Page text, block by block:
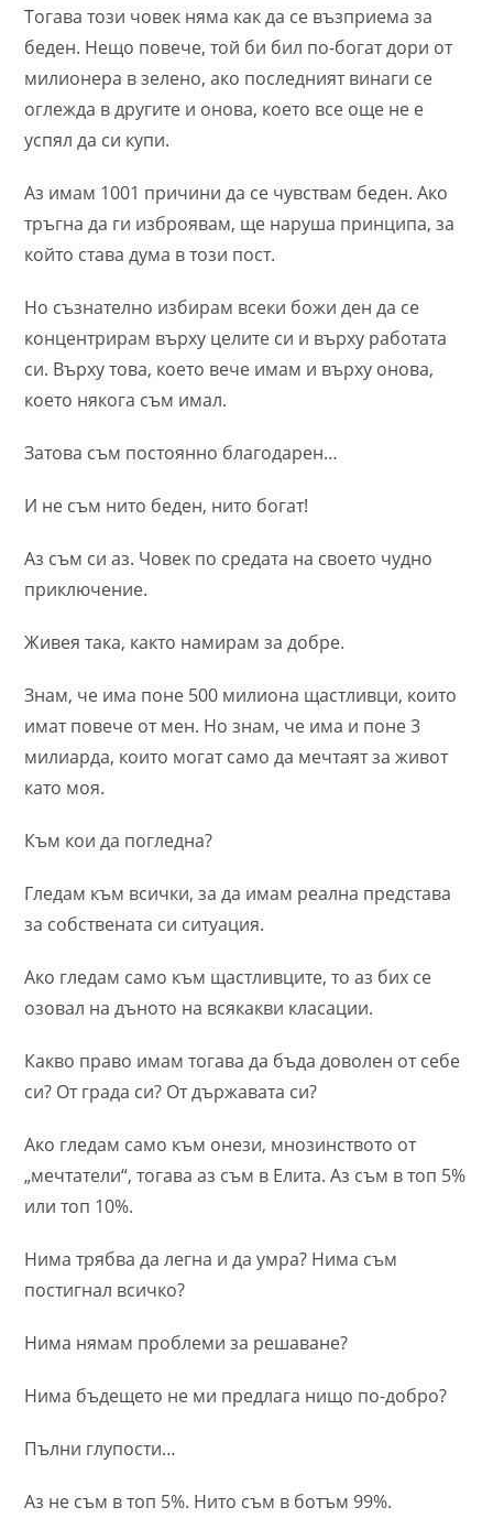
Тогава този човек няма как да се възприема за
беден. Нещо повече, той би бил по-богат дори от
милионера в зелено, ако последният винаги се
оглежда в другите и онова, което все още не е
успял да си купи.
Аз имам 1001 причини да се чувствам беден. Ако
тръгна да ги изброявам, ще наруша принципа, за
който става дума в този пост.
Но съзнателно избирам всеки божи ден да се
концентрирам върху целите си и върху работата
си. Върху това, което вече имам и върху онова,
което някога съм имал.
Затова съм постоянно благодарен…
И не съм нито беден, нито богат!
Аз съм си аз. Човек по средата на своето чудно
приключение.
Живея така, както намирам за добре.
Знам, че има поне 500 милиона щастливци, които
имат повече от мен. Но знам, че има и поне 3
милиарда, които могат само да мечтаят за живот
като моя.
Към кои да погледна?
Гледам към всички, за да имам реална представа
за собствената си ситуация.
Ако гледам само към щастливците, то аз бих се
озовал на дъното на всякакви класации.
Какво право имам тогава да бъда доволен от себе
си? От града си? От държавата си?
Ако гледам само към онези, мнозинството от
„мечтатели“, тогава аз съм в Елита. Аз съм в топ 5%
или топ 10%.
Нима трябва да легна и да умра? Нима съм
постигнал всичко?
Нима нямам проблеми за решаване?
Нима бъдещето не ми предлага нищо по-добро?
Пълни глупости…
Аз не съм в топ 5%. Нито съм в ботъм 99%.